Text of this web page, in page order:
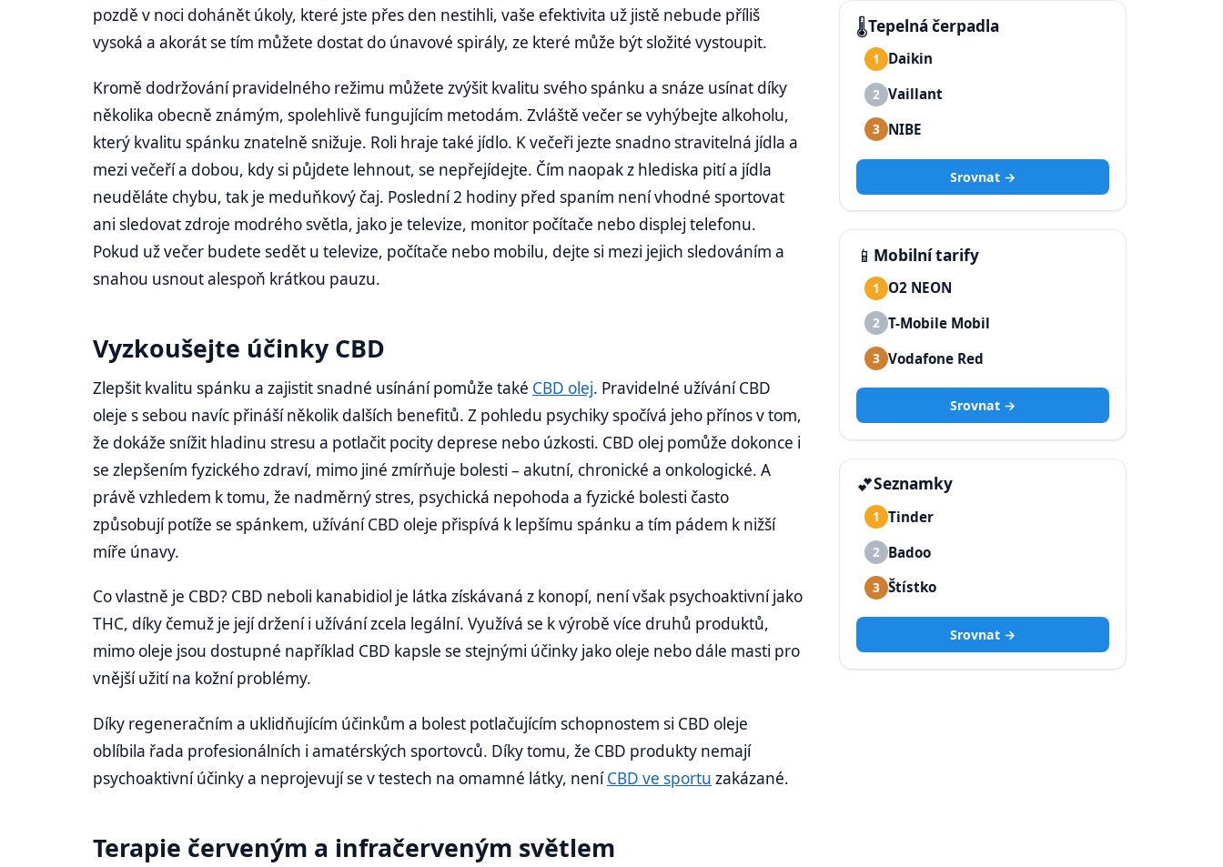
pozdě v noci dohánět úkoly, které jste přes den nestihli, vaše efektivita už jistě nebude příliš
vysoká a akorát se tím můžete dostat do únavové spirály, ze které může být složité vystoupit.
Kromě dodržování pravidelného režimu můžete zvýšit kvalitu svého spánku a snáze usínat díky
několika obecně známým, spolehlivě fungujícím metodám. Zvláště večer se vyhýbejte alkoholu,
který kvalitu spánku znatelně snižuje. Roli hraje také jídlo. K večeři jezte snadno stravitelná jídla a
mezi večeří a dobou, kdy si půjdete lehnout, se nepřejídejte. Čím naopak z hlediska pití a jídla
neuděláte chybu, tak je meduňkový čaj. Poslední 2 hodiny před spaním není vhodné sportovat
ani sledovat zdroje modrého světla, jako je televize, monitor počítače nebo displej telefonu.
Pokud už večer budete sedět u televize, počítače nebo mobilu, dejte si mezi jejich sledováním a
snahou usnout alespoň krátkou pauzu.
Vyzkoušejte účinky CBD
Zlepšit kvalitu spánku a zajistit snadné usínání pomůže také CBD olej. Pravidelné užívání CBD
oleje s sebou navíc přináší několik dalších benefitů. Z pohledu psychiky spočívá jeho přínos v tom,
že dokáže snížit hladinu stresu a potlačit pocity deprese nebo úzkosti. CBD olej pomůže dokonce i
se zlepšením fyzického zdraví, mimo jiné zmírňuje bolesti – akutní, chronické a onkologické. A
právě vzhledem k tomu, že nadměrný stres, psychická nepohoda a fyzické bolesti často
způsobují potíže se spánkem, užívání CBD oleje přispívá k lepšímu spánku a tím pádem k nižší
míře únavy.
Co vlastně je CBD? CBD neboli kanabidiol je látka získávaná z konopí, není však psychoaktivní jako
THC, díky čemuž je její držení i užívání zcela legální. Využívá se k výrobě více druhů produktů,
mimo oleje jsou dostupné například CBD kapsle se stejnými účinky jako oleje nebo dále masti pro
vnější užití na kožní problémy.
Díky regeneračním a uklidňujícím účinkům a bolest potlačujícím schopnostem si CBD oleje
oblíbila řada profesionálních i amatérských sportovců. Díky tomu, že CBD produkty nemají
psychoaktivní účinky a neprojevují se v testech na omamné látky, neníCBD ve sportu zakázané.
Terapie červeným a infračerveným světlem
🌡️Tepelná čerpadla
1 Daikin
2 Vaillant
3 NIBE
Srovnat →
📱 Mobilní tarify
1 O2 NEON
2 T-Mobile Mobil
3 Vodafone Red
Srovnat →
💕Seznamky
1 Tinder
2 Badoo
3 Štístko
Srovnat →